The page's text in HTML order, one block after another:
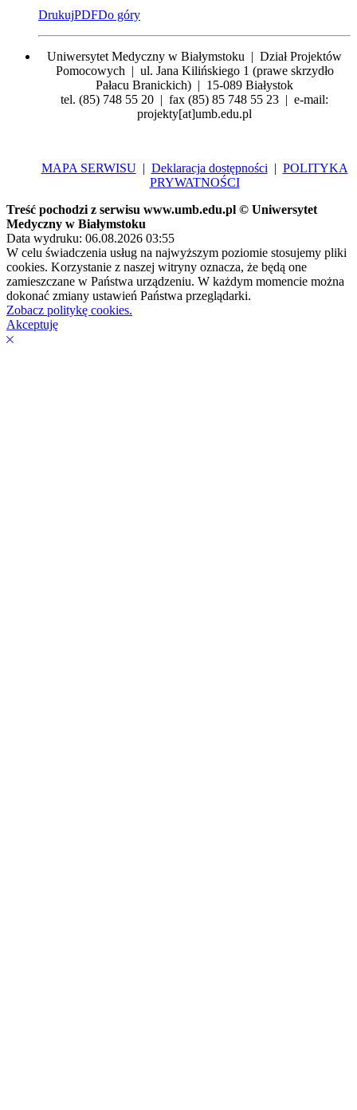
DrukujPDFDo góry
Uniwersytet Medyczny w Białymstoku | Dział Projektów
Pomocowych | ul. Jana Kilińskiego 1 (prawe skrzydło
Pałacu Branickich) | 15-089 Białystok
tel. (85) 748 55 20 | fax (85) 85 748 55 23 | e-mail:
projekty[at]umb.edu.pl
MAPA SERWISU| Deklaracja dostępności | POLITYKA
PRYWATNOŚCI
Treść pochodzi z serwisu www.umb.edu.pl © Uniwersytet
Medyczny w Białymstoku
Data wydruku: 06.08.2026 03:55
W celu świadczenia usług na najwyższym poziomie stosujemy pliki
cookies. Korzystanie z naszej witryny oznacza, że będą one
zamieszczane w Państwa urządzeniu. W każdym momencie można
dokonać zmiany ustawień Państwa przeglądarki.
Zobacz politykę cookies.
Akceptuję